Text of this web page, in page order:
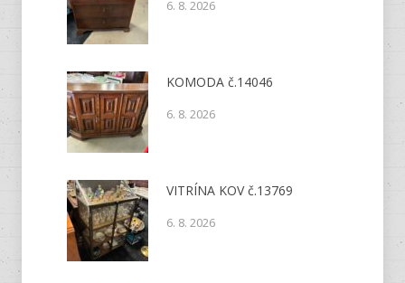
6. 8. 2026
KOMODA č.14046
6. 8. 2026
VITRÍNA KOV č.13769
6. 8. 2026